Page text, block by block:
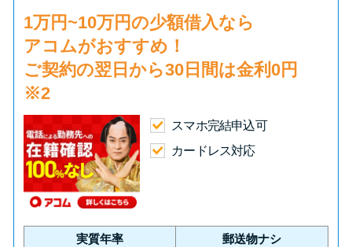
1万円~10万円の少額借入なら
アコムがおすすめ！
ご契約の翌日から30日間は金利0円
※2
スマホ完結申込可
カードレス対応
実質年率 郵送物ナシ